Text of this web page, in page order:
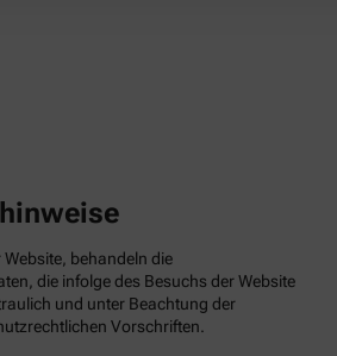
Website, behandeln die
die infolge des Besuchs der Website
und unter Beachtung der
Vorschriften.